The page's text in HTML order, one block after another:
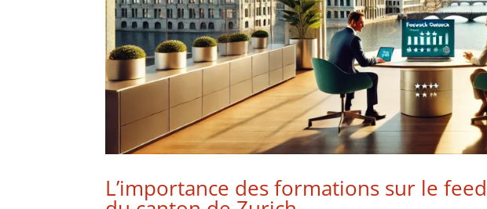
L’importance des formations sur le